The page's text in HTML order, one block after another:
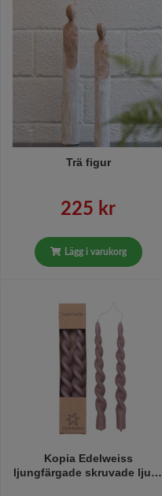
Trä figur
225 kr
Lägg i varukorg
Kopia Edelweiss
ljungfärgade skruvade ljus i